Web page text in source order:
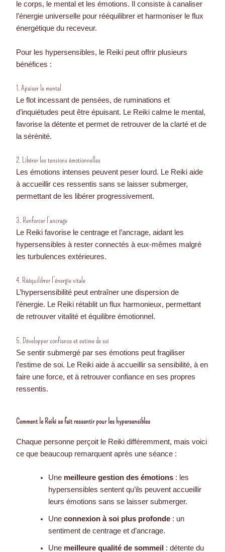
le corps, le mental et les émotions. Il consiste à canaliser
l’énergie universelle pour rééquilibrer et harmoniser le flux
énergétique du receveur.
Pour les hypersensibles, le Reiki peut offrir plusieurs
bénéfices :
1. Apaiser le mental
Le flot incessant de pensées, de ruminations et
d’inquiétudes peut être épuisant. Le Reiki calme le mental,
favorise la détente et permet de retrouver de la clarté et de
la sérénité.
2. Libérer les tensions émotionnelles
Les émotions intenses peuvent peser lourd. Le Reiki aide
à accueillir ces ressentis sans se laisser submerger,
permettant de les libérer progressivement.
3. Renforcer l’ancrage
Le Reiki favorise le centrage et l’ancrage, aidant les
hypersensibles à rester connectés à eux-mêmes malgré
les turbulences extérieures.
4. Rééquilibrer l’énergie vitale
L’hypersensibilité peut entraîner une dispersion de
l’énergie. Le Reiki rétablit un flux harmonieux, permettant
de retrouver vitalité et équilibre émotionnel.
5. Développer confiance et estime de soi
Se sentir submergé par ses émotions peut fragiliser
l’estime de soi. Le Reiki aide à accueillir sa sensibilité, à en
faire une force, et à retrouver confiance en ses propres
ressentis.
Comment le Reiki se fait ressentir pour les hypersensibles
Chaque personne perçoit le Reiki différemment, mais voici
ce que beaucoup remarquent après une séance :
Une meilleure gestion des émotions : les
hypersensibles sentent qu’ils peuvent accueillir
leurs émotions sans se laisser submerger.
Uneconnexion à soi plus profonde : un
sentiment de centrage et d’ancrage.
Une meilleure qualité de sommeil : détente du